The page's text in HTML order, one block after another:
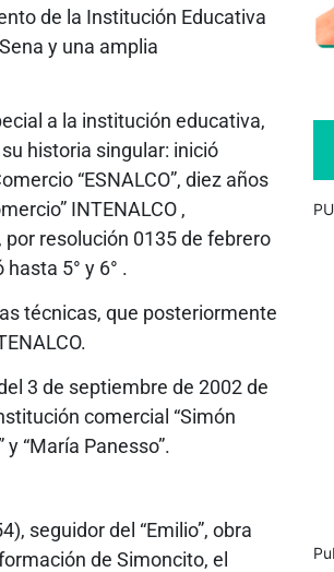
de la Institución Educativa
y una amplia
a la institución educativa,
historia singular: inició
“ESNALCO”, diez años
INTENALCO ,
resolución 0135 de febrero
5° y 6° .
técnicas, que posteriormente
3 de septiembre de 2002 de
comercial “Simón
“María Panesso”.
seguidor del “Emilio”, obra
de Simoncito, el